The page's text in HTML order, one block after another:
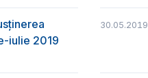
iulie 2019
30.05.2019